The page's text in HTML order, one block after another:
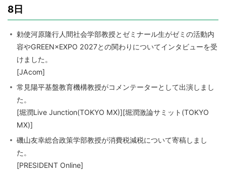
8日
勅使河原隆行人間社会学部教授とゼミナール生がゼミの活動内
容やGREEN×EXPO 2027との関わりについてインタビューを受
けました。
[JAcom]
常見陽平基盤教育機構教授がコメンテーターとして出演しまし
た。
[堀潤Live Junction(TOKYO MX)][堀潤激論サミット(TOKYO
MX)]
磯山友幸総合政策学部教授が消費税減税について寄稿しまし
た。
[PRESIDENT Online]